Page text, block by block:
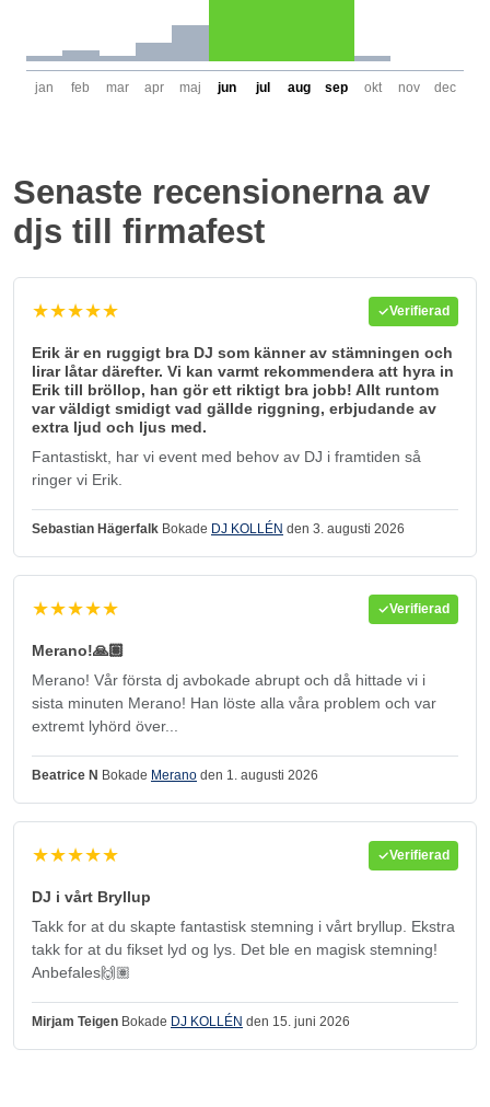
jan feb mar apr maj jun jul aug sep okt nov dec
Senaste recensionerna av
djs till firmafest
★★★★★ Verifierad
Erik är en ruggigt bra DJ som känner av stämningen och
lirar låtar därefter. Vi kan varmt rekommendera att hyra in
Erik till bröllop, han gör ett riktigt bra jobb! Allt runtom
var väldigt smidigt vad gällde riggning, erbjudande av
extra ljud och ljus med.
Fantastiskt, har vi event med behov av DJ i framtiden så
ringer vi Erik.
Sebastian Hägerfalk Bokade DJ KOLLÉN den 3. augusti 2026
★★★★★ Verifierad
Merano!🙏🏽
Merano! Vår första dj avbokade abrupt och då hittade vi i
sista minuten Merano! Han löste alla våra problem och var
extremt lyhörd över...
Beatrice N Bokade Merano den 1. augusti 2026
★★★★★ Verifierad
DJ i vårt Bryllup
Takk for at du skapte fantastisk stemning i vårt bryllup. Ekstra
takk for at du fikset lyd og lys. Det ble en magisk stemning!
Anbefales🙌🏽
Mirjam Teigen Bokade DJ KOLLÉN den 15. juni 2026